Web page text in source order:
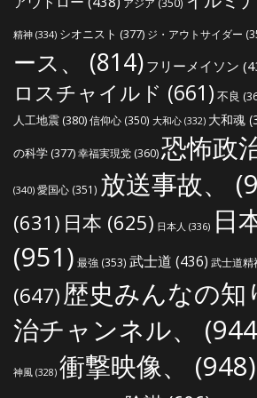
精神 (334) シオニスト (377) ジ・アウトサイダー
ース、
(814) フリーメイソン
ロスチャイルド (661) 不良
人工地震(380)信仰心 (350) 大和心 (332) 大和魂
の科学(377)幸福実現党 (360)恐怖政治
(340) 愛国心 (351) 放送事故、
(631) 日本 (625) 日本人 (336) 日
(951) 最強 (353) 武士道 (436) 武士道精
(647)歴史みんなの知
治チャンネル、
神風 (328) 衝撃映像、 (948)